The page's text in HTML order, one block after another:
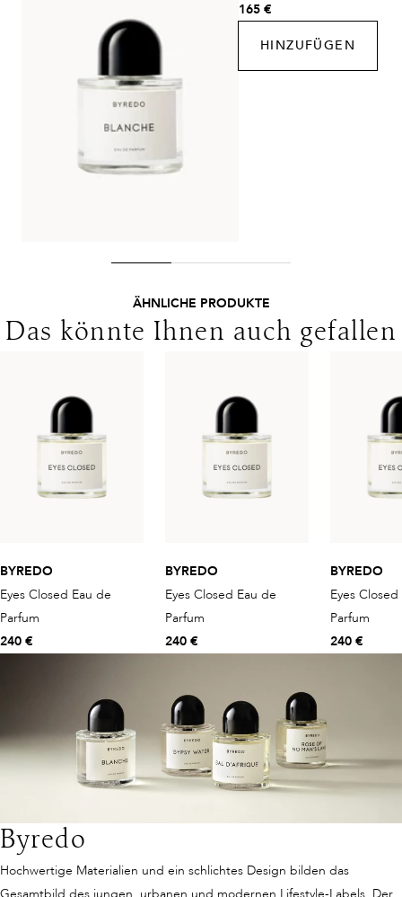
1-2 Werktage
Kostenlos ab 250€ Warenwert
Lieferungen in die Schweiz erfolgen ohne MwSt. - beachten
Sie bitte die abweichenden Bedingungen. Für den Versand ins
165 €
HINZUFÜGEN
ÄHNLICHE PRODUKTE
Das könnte Ihnen auch gefallen
BYREDO
Eyes Closed Eau de
Parfum
240 €
BYREDO
Eyes Closed Eau de
Parfum
240 €
BYREDO
Eyes
Parfum
240 €
Byredo
Hochwertige Materialien und ein schlichtes Design bilden das